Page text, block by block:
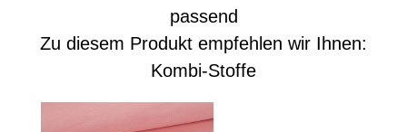
passend
Zu diesem Produkt empfehlen wir Ihnen:
Kombi-Stoffe